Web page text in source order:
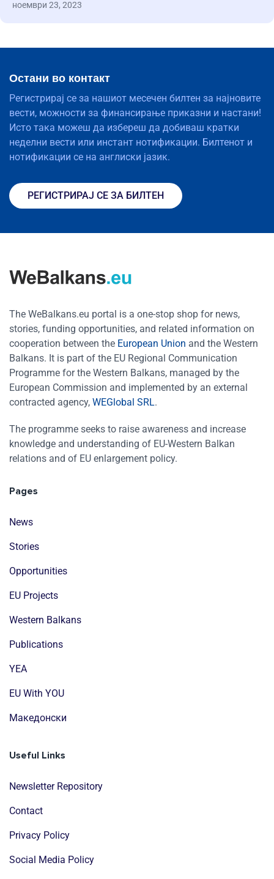
ноември 23, 2023
Остани во контакт
Регистрирај се за нашиот месечен билтен за најновите
вести, можности за финансирање приказни и настани!
Исто така можеш да избереш да добиваш кратки
неделни вести или инстант нотификации. Билтенот и
нотификации се на англиски јазик.
РЕГИСТРИРАЈ СЕ ЗА БИЛТЕН
The WeBalkans.eu portal is a one-stop shop for news,
stories, funding opportunities, and related information on
cooperation between the European Union and the Western
Balkans. It is part of the EU Regional Communication
Programme for the Western Balkans, managed by the
European Commission and implemented by an external
contracted agency, WEGlobal SRL.
The programme seeks to raise awareness and increase
knowledge and understanding of EU-Western Balkan
relations and of EU enlargement policy.
Pages
News
Stories
Opportunities
EU Projects
Western Balkans
Publications
YEA
EU With YOU
Mакедонски
Useful Links
Newsletter Repository
Contact
Privacy Policy
Social Media Policy